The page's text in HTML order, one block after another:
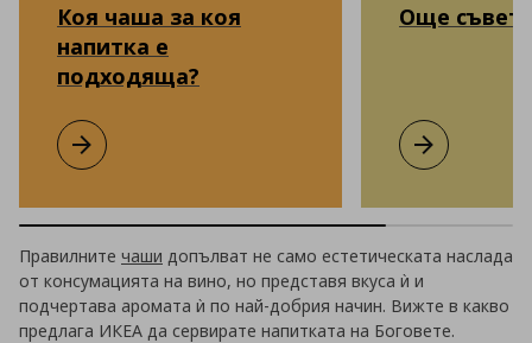
Коя чаша за коя
напитка е
подходяща?
Коя чаша за коя напитка е подходяща?
Виж повече
Още
Още съвети
Виж повече
Правилните чаши допълват не само естетическата наслада
от консумацията на вино, но представя вкуса ѝ и
подчертава аромата ѝ по най-добрия начин. Вижте в какво
предлага ИКЕА да сервирате напитката на Боговете.